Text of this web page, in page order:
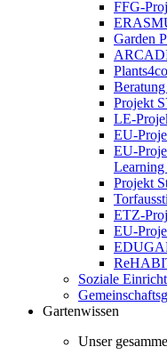
FFG-
Garden
Projekt
LE-
EU-
EU-
Projekt
ETZ-
EU-
Soziale
Gartenwissen
Unser